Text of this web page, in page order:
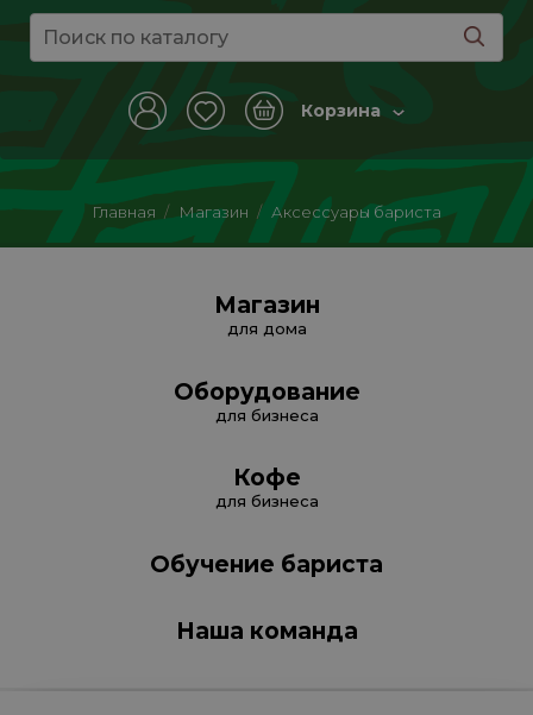
Корзина
Главная / Магазин / Аксессуары бариста
Магазин
для дома
Оборудование
для бизнеса
Кофе
для бизнеса
Обучение бариста
Наша команда